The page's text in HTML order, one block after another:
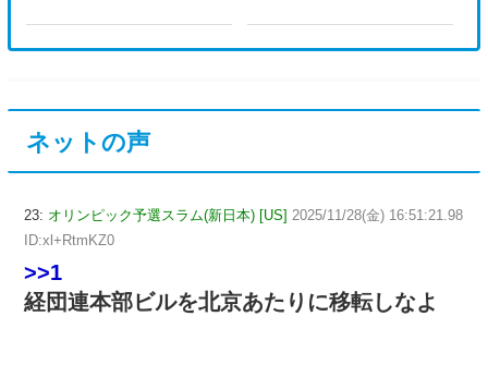
ネットの声
23: オリンピック予選スラム(新日本) [US] 2025/11/28(金) 16:51:21.98
ID:xl+RtmKZ0
>>1
経団連本部ビルを北京あたりに移転しなよ